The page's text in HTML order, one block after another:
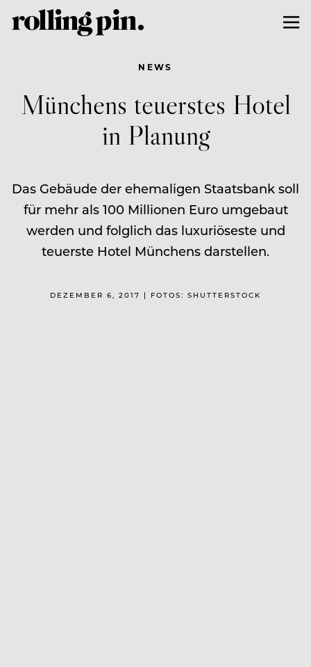
NEWS
Münchens teuerstes Hotel
in Planung
Das Gebäude der ehemaligen Staatsbank soll
für mehr als 100 Millionen Euro umgebaut
werden und folglich das luxuriöseste und
teuerste Hotel Münchens darstellen.
DEZEMBER 6, 2017 | FOTOS: SHUTTERSTOCK